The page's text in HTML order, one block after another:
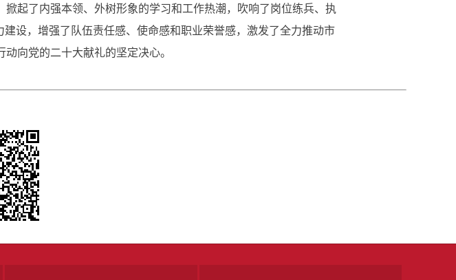
起了内强本领、外树形象的学习和工作热潮，吹响了岗位练兵、执
设，增强了队伍责任感、使命感和职业荣誉感，激发了全力推动市
向党的二十大献礼的坚定决心。